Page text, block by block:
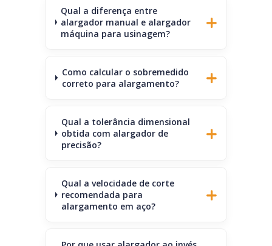
Qual a diferença entre
alargador manual e alargador
máquina para usinagem?
Como calcular o sobremedido
correto para alargamento?
Qual a tolerância dimensional
obtida com alargador de
precisão?
Qual a velocidade de corte
recomendada para
alargamento em aço?